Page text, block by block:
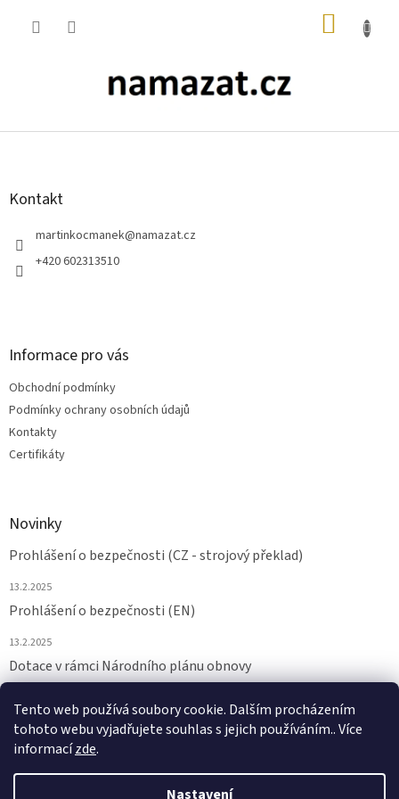
Tento web používá soubory cookie. Dalším procházením
tohoto webu vyjadřujete souhlas s jejich používáním.. Více
informacízde.
Nastavení
Z
Kontakt
martinkocmanek@namazat.cz
+420 602313510
Informace pro vás
Obchodní podmínky
Podmínky ochrany osobních údajů
Kontakty
Certifikáty
Novinky
Prohlášení o bezpečnosti (CZ - strojový překlad)
13.2.2025
Prohlášení o bezpečnosti (EN)
13.2.2025
Dotace v rámci Národního plánu obnovy
ARCHIV